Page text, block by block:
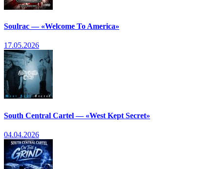
Soulrac — «Welcome To America»
17.05.2026
South Central Cartel — «West Kept Secret»
04.04.2026